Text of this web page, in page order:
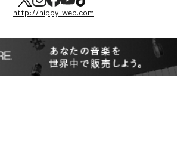
http://hippy-web.com